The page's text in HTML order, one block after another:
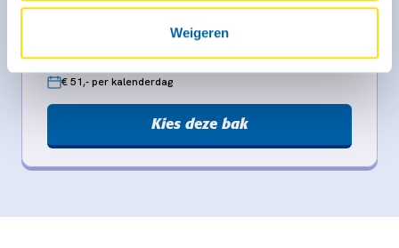
Weigeren
tarief alleen voor self-service locaties)
€ 51,- per kalenderdag
Kies deze bak